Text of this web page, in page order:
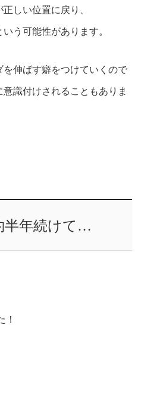
しい位置に戻り、
う可能性があります。
を伸ばす癖をつけていくので
識付けされることもありま
半年続けて…
！